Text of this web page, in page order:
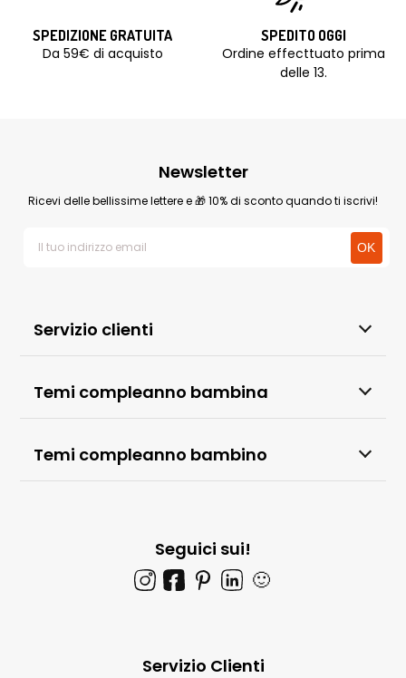
SPEDIZIONE GRATUITA
Da 59€ di acquisto
SPEDITO OGGI
Ordine effecttuato prima
delle 13.
Servizio clienti
Temi compleanno bambina
Temi compleanno bambino
Newsletter
Ricevi delle bellissime lettere e 🎁 10% di sconto quando ti iscrivi!
Seguici sui!
🙂
Servizio Clienti